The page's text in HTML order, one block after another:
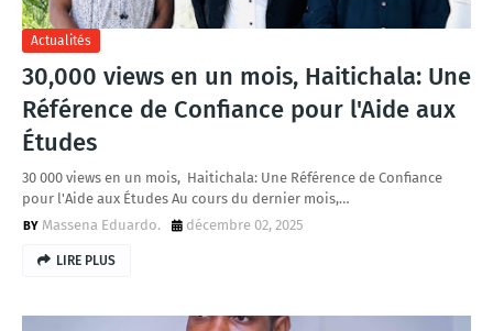
Actualités
30,000 views en un mois, Haitichala: Une
Référence de Confiance pour l'Aide aux
Études
30 000 views en un mois, Haitichala: Une Référence de Confiance
pour l'Aide aux Études Au cours du dernier mois,…
Massena Eduardo.
décembre 02, 2025
LIRE PLUS